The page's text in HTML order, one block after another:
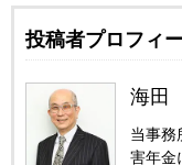
投稿者プロフィ
海田
当事務
害年金